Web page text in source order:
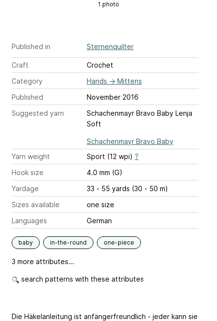
1 photo
Published in Sternenquilter
Craft
Crochet
Category
Hands → Mittens
Published
November 2016
Suggested yarn
Schachenmayr Bravo Baby Lenja
Soft
Schachenmayr Bravo Baby
Yarn weight
Sport (12 wpi) ?
Hook size
4.0 mm (G)
Yardage
33 - 55 yards (30 - 50 m)
Sizes available
one size
Languages
German
baby in-the-round one-piece
3 more attributes...
search patterns with these attributes
Die Häkelanleitung ist anfängerfreundlich - jeder kann sie